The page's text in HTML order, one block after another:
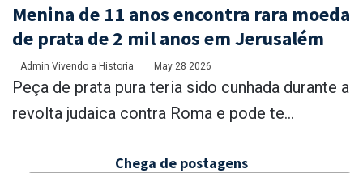
Menina de 11 anos encontra rara moeda
de prata de 2 mil anos em Jerusalém
Admin Vivendo a Historia May 28 2026
Peça de prata pura teria sido cunhada durante a
revolta judaica contra Roma e pode te...
Chega de postagens